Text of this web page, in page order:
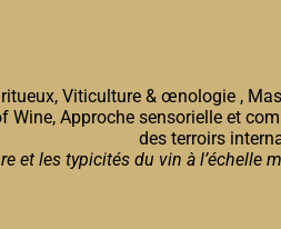
Viticulture & œnologie ,
Wine, Approche sensorielle et
des terroirs
et les typicités du vin à l’échelle